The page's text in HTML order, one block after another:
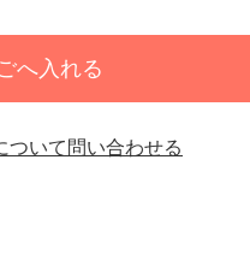
へ入れる
ついて問い合わせる